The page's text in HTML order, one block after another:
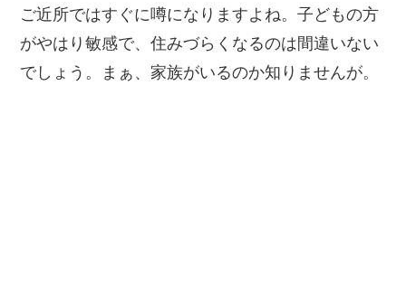
ご近所ではすぐに噂になりますよね。子どもの方
がやはり敏感で、住みづらくなるのは間違いない
でしょう。まぁ、家族がいるのか知りませんが。